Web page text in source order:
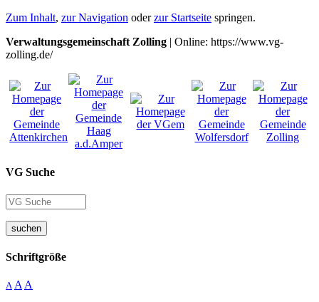
Zum Inhalt, zur Navigation oderzur Startseite springen.
Verwaltungsgemeinschaft Zolling | Online: https://www.vg-
zolling.de/
VG Suche
suchen
Schriftgröße
A A A